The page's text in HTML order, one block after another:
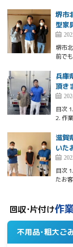
堺市
型家
堺市
前で
兵庫
頂き
目次
2. 作
滋賀
いた
目次
たお
回収･片付け作
不用品･粗大ご